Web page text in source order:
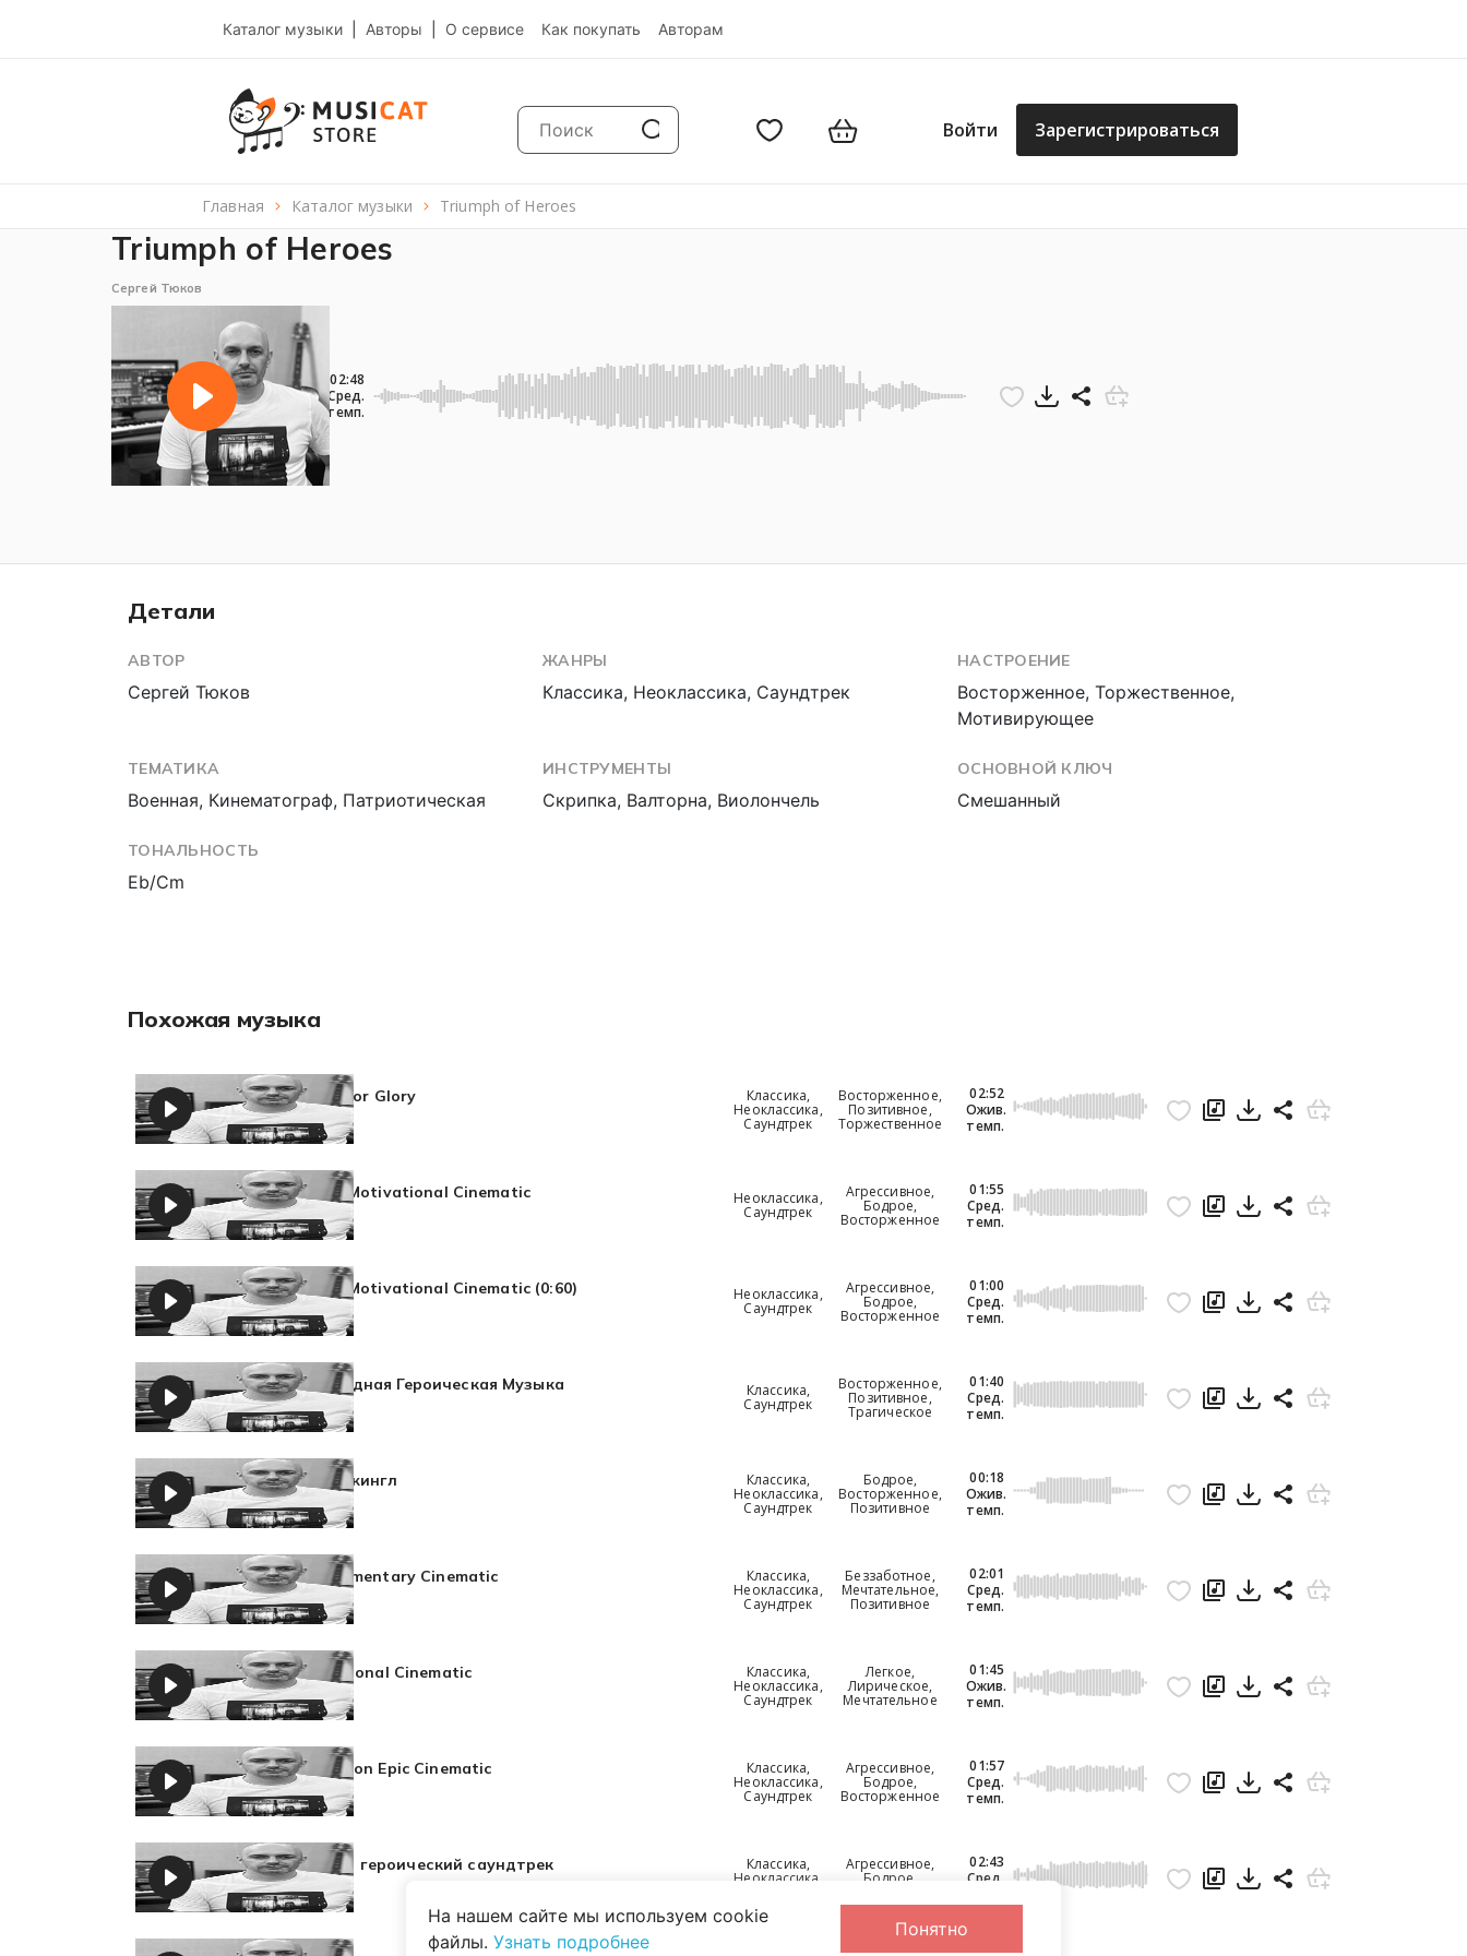
Каталог музыки Авторы О сервисе Как покупать Авторам
Войти Зарегистрироваться
Главная каталог музыки Triumph of Heroes
Triumph of Heroes
Сергей Тюков
02:48
Сред.
темп.
Детали
АВТОР
Сергей Тюков
ЖАНРЫ
Классика, Неоклассика, Саундтрек
НАСТРОЕНИЕ
Восторженное, Торжественное,
Мотивирующее
ТЕМАТИКА
Военная, Кинематограф, Патриотическая
ИНСТРУМЕНТЫ
Скрипка, Валторна, Виолончель
ОСНОВНОЙ КЛЮЧ
Смешанный
ТОНАЛЬНОСТЬ
Eb/Cm
Похожая музыка
Heroic Battle for Glory
Сергей Тюков
Классика,
Неоклассика,
Саундтрек
Восторженное,
Позитивное,
Торжественное
02:52
Ожив.
темп.
Powerful Epic Motivational Cinematic
Сергей Тюков
Неоклассика,
Саундтрек
Агрессивное,
Бодрое,
Восторженное
01:55
Сред.
темп.
Powerful Epic Motivational Cinematic (0:60)
Сергей Тюков
Неоклассика,
Саундтрек
Агрессивное,
Бодрое,
Восторженное
01:00
Сред.
темп.
Военная Победная Героическая Музыка
Сергей Тюков
Классика,
Саундтрек
Восторженное,
Позитивное,
Трагическое
01:40
Сред.
темп.
Новостной Джингл
Сергей Тюков
Классика,
Неоклассика,
Саундтрек
Бодрое,
Восторженное,
Позитивное
00:18
Ожив.
темп.
Inspiring Documentary Cinematic
Сергей Тюков
Классика,
Неоклассика,
Саундтрек
Беззаботное,
Мечтательное,
Позитивное
02:01
Сред.
темп.
Inspiring Emotional Cinematic
Сергей Тюков
Классика,
Неоклассика,
Саундтрек
Легкое,
Лирическое,
Мечтательное
01:45
Ожив.
темп.
Emotional Action Epic Cinematic
Сергей Тюков
Классика,
Неоклассика,
Саундтрек
Агрессивное,
Бодрое,
Восторженное
01:57
Сред.
темп.
Драматичный героический саундтрек
Сергей Тюков
Классика,
Неоклассика,
Агрессивное,
Бодрое,
02:43
Сред.
На нашем сайте мы используем cookie
файлы. Узнать подробнее
Понятно